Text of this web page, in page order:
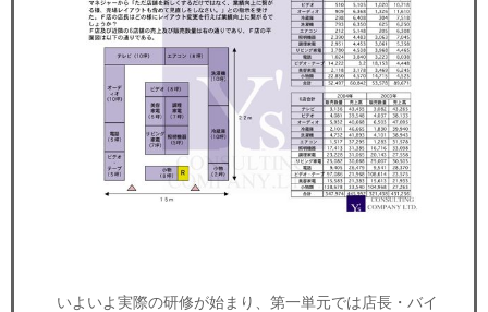
いよいよ実際の研修が始まり、第一単元では店長・バイ